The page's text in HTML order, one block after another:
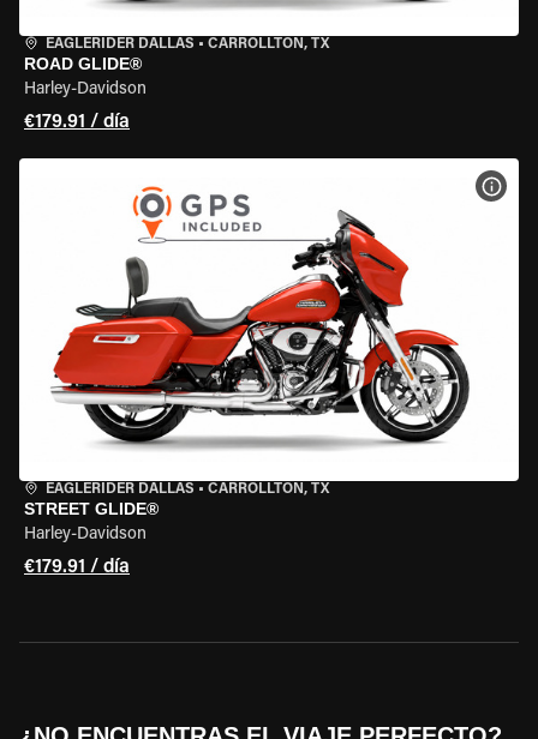
EAGLERIDER DALLAS • CARROLLTON, TX
ROAD GLIDE®
Harley-Davidson
€179.91 / día
EAGLERIDER DALLAS • CARROLLTON, TX
STREET GLIDE®
Harley-Davidson
€179.91 / día
VER